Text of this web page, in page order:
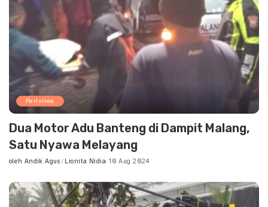
Peristiwa
Dua Motor Adu Banteng di Dampit Malang,
Satu Nyawa Melayang
Posted
oleh Andik Agus Lionita Nidia 10 Aug 2024